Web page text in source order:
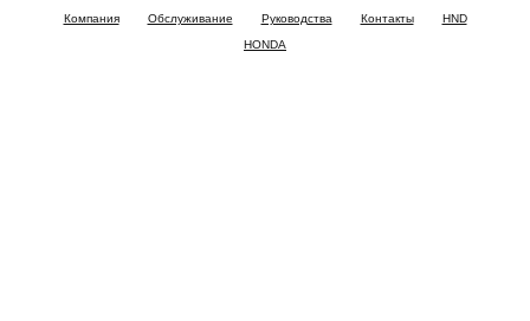
Компания Обслуживание Руководства Контакты
HND
HONDA